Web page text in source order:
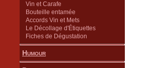
Vin et Carafe
Bouteille entamée
Accords Vin et Mets
Le Décollage d'Étiquettes
Fiches de Dégustation
Humour